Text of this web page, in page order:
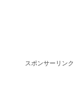
スポンサーリンク